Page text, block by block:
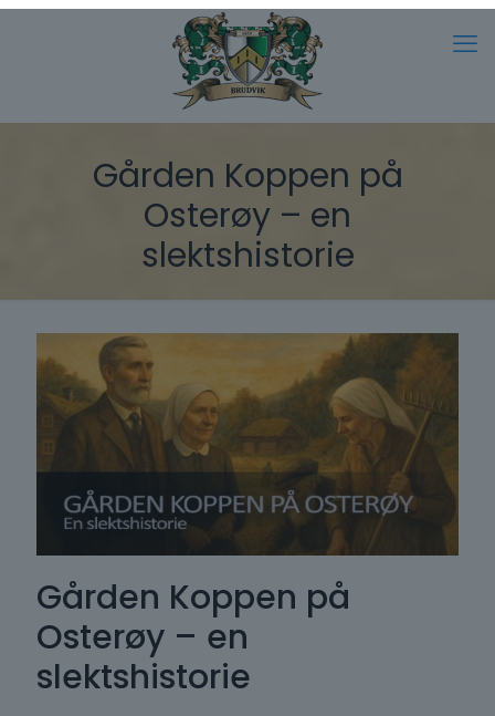
Gården Koppen på
Osterøy – en
slektshistorie
Gården Koppen på
Osterøy – en
slektshistorie